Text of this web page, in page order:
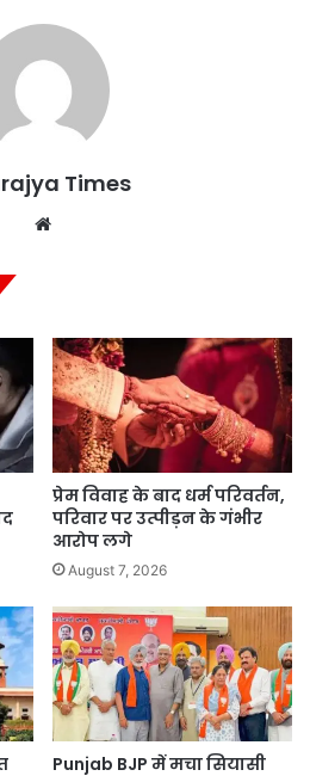
Times
प्रेम विवाह के बाद धर्म परिवर्तन,
परिवार पर उत्पीड़न के गंभीर
आरोप लगे
August 7, 2026
Punjab BJP में मचा सियासी